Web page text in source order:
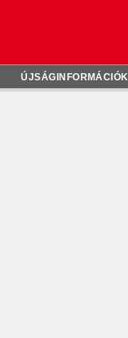
ÚJSÁGINFORMÁCIÓK